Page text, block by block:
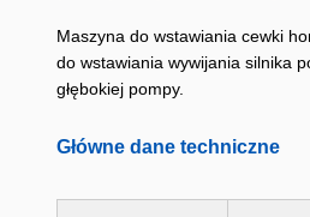
Maszyna do wstawiania cewki
do wstawiania wywijania silnika
głębokiej pompy.
Główne dane techniczne